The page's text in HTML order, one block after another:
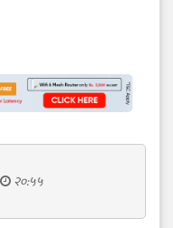
२०:५५